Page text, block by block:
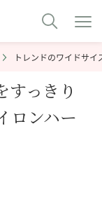
トレンドのワイドサ
すっきり
ロンハー